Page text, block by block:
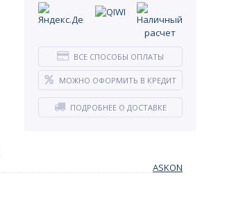
ВСЕ СПОСОБЫ ОПЛАТЫ
МОЖНО ОФОРМИТЬ В КРЕДИТ
ПОДРОБНЕЕ О ДОСТАВКЕ
ASKON